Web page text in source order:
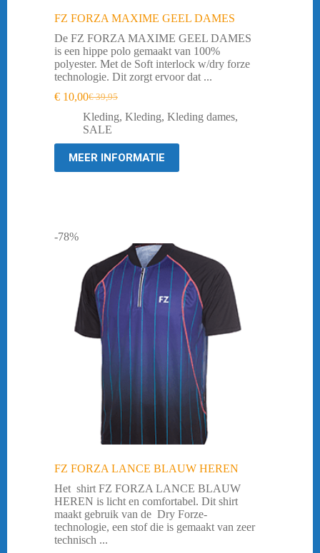
FZ FORZA MAXIME GEEL DAMES
De FZ FORZA MAXIME GEEL DAMES
is een hippe polo gemaakt van 100%
polyester. Met de Soft interlock w/dry forze
technologie. Dit zorgt ervoor dat ...
€39,95
Oorspronkelijke
prijs
was:
€ 39,95.
€ 10,00Huidige
prijs
is:
€ 10,00.
Kleding, Kleding, Kleding dames,
SALE
MEER INFORMATIE
-78%
FZ FORZA LANCE BLAUW HEREN
Het shirt FZ FORZA LANCE BLAUW
HEREN is licht en comfortabel. Dit shirt
maakt gebruik van de Dry Forze-
technologie, een stof die is gemaakt van zeer
technisch ...